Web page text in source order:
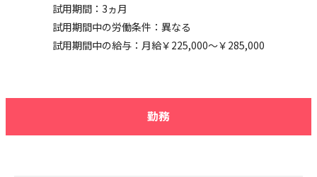
試用期間：3ヵ月
試用期間中の労働条件：異なる
試用期間中の給与：月給￥225,000～￥285,000
勤務